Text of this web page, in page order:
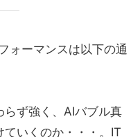
ォーマンスは以下の通
らず強く、AIバブル真
ていくのか・・・。IT